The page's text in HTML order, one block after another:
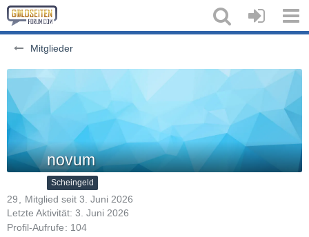
Mitglieder
novum
Scheingeld
29
Mitglied seit 3. Juni 2026
Letzte Aktivität: 3. Juni 2026
Profil-Aufrufe
104